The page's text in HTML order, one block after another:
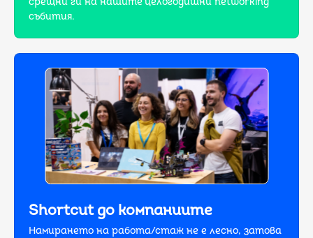
събития.
Shortcut до компаниите
Намирането на работа/стаж не е лесно, затова